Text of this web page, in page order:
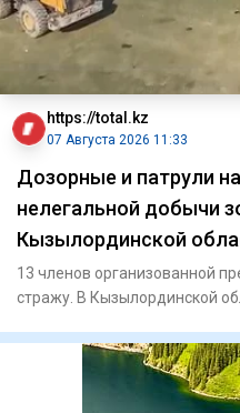
https://total.kz
07 Августа 2026 11:33
Дозорные и патрули
нелегальной добычи
Кызылординской
13 членов организованной
стражу. В Кызылординской